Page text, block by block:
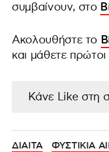
συμβαίνουν, στο
Ακολουθήστε το
και μάθετε πρώτοι
Κάνε Like στη
ΔΙΑΙΤΑ ΦΥΣΤΙΚΙΑ